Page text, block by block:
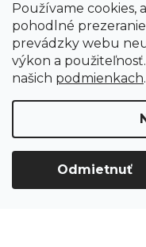
Používame cookies,
pohodlné
prevádzky webu
výkon a
našich podmienkach.
Odmietnuť